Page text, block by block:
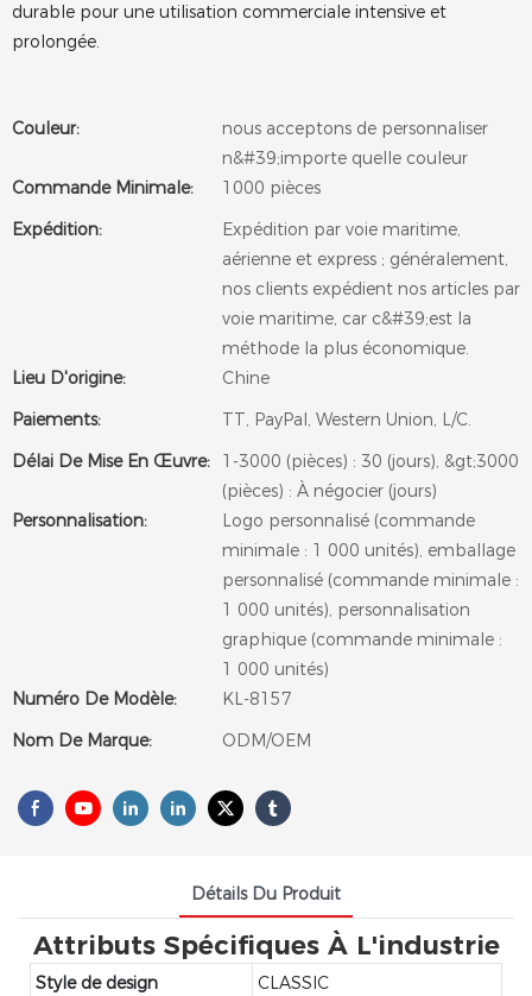
durable pour une utilisation commerciale intensive et
prolongée.
Couleur:
nous acceptons de personnaliser
n&#39;importe quelle couleur
Commande Minimale:
1000 pièces
Expédition:
Expédition par voie maritime,
aérienne et express ; généralement,
nos clients expédient nos articles par
voie maritime, car c&#39;est la
méthode la plus économique.
Lieu D'origine:
Chine
Paiements:
TT, PayPal, Western Union, L/C.
Délai De Mise En Œuvre:
1-3000 (pièces) : 30 (jours), &gt;3000
(pièces) : À négocier (jours)
Personnalisation:
Logo personnalisé (commande
minimale : 1 000 unités), emballage
personnalisé (commande minimale :
1 000 unités), personnalisation
graphique (commande minimale :
1 000 unités)
Numéro De Modèle:
KL-8157
Nom De Marque:
ODM/OEM
Détails Du Produit
Attributs Spécifiques À L'industrie
Style de design
CLASSIC